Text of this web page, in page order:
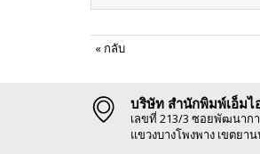
« กลับ
บริษัท สำนักพิมพ์เอ็มไ
เลขที่ 213/3 ซอยพัฒนาก
แขวงบางโพงพาง เขตยา